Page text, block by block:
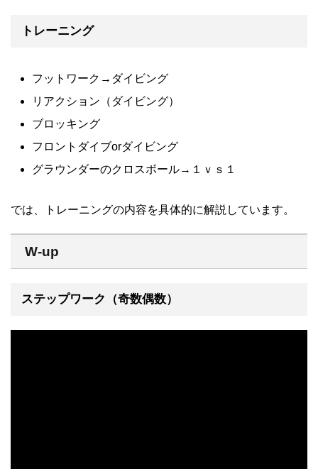
トレーニング
フットワーク→ダイビング
リアクション（ダイビング）
ブロッキング
フロントダイブorダイビング
グラウンダーのクロスボール→１ｖｓ１
では、トレーニングの内容を具体的に解説しています。
W-up
ステップワーク（奇数偶数）